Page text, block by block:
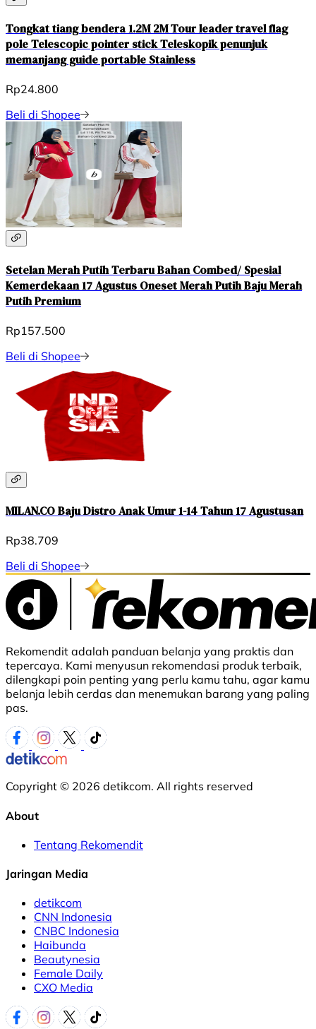
Tongkat tiang bendera 1.2M 2M Tour leader travel flag
pole Telescopic pointer stick Teleskopik penunjuk
memanjang guide portable Stainless
Rp24.800
Beli di Shopee
Setelan Merah Putih Terbaru Bahan Combed/ Spesial
Kemerdekaan 17 Agustus Oneset Merah Putih Baju Merah
Putih Premium
Rp157.500
Beli di Shopee
MILAN.CO Baju Distro Anak Umur 1-14 Tahun 17 Agustusan
Rp38.709
Beli di Shopee
Rekomendit adalah panduan belanja yang praktis dan
tepercaya. Kami menyusun rekomendasi produk terbaik,
dilengkapi poin penting yang perlu kamu tahu, agar kamu
belanja lebih cerdas dan menemukan barang yang paling
pas.
Copyright © 2026 detikcom. All rights reserved
About
Tentang Rekomendit
Jaringan Media
detikcom
CNN Indonesia
CNBC Indonesia
Haibunda
Beautynesia
Female Daily
CXO Media